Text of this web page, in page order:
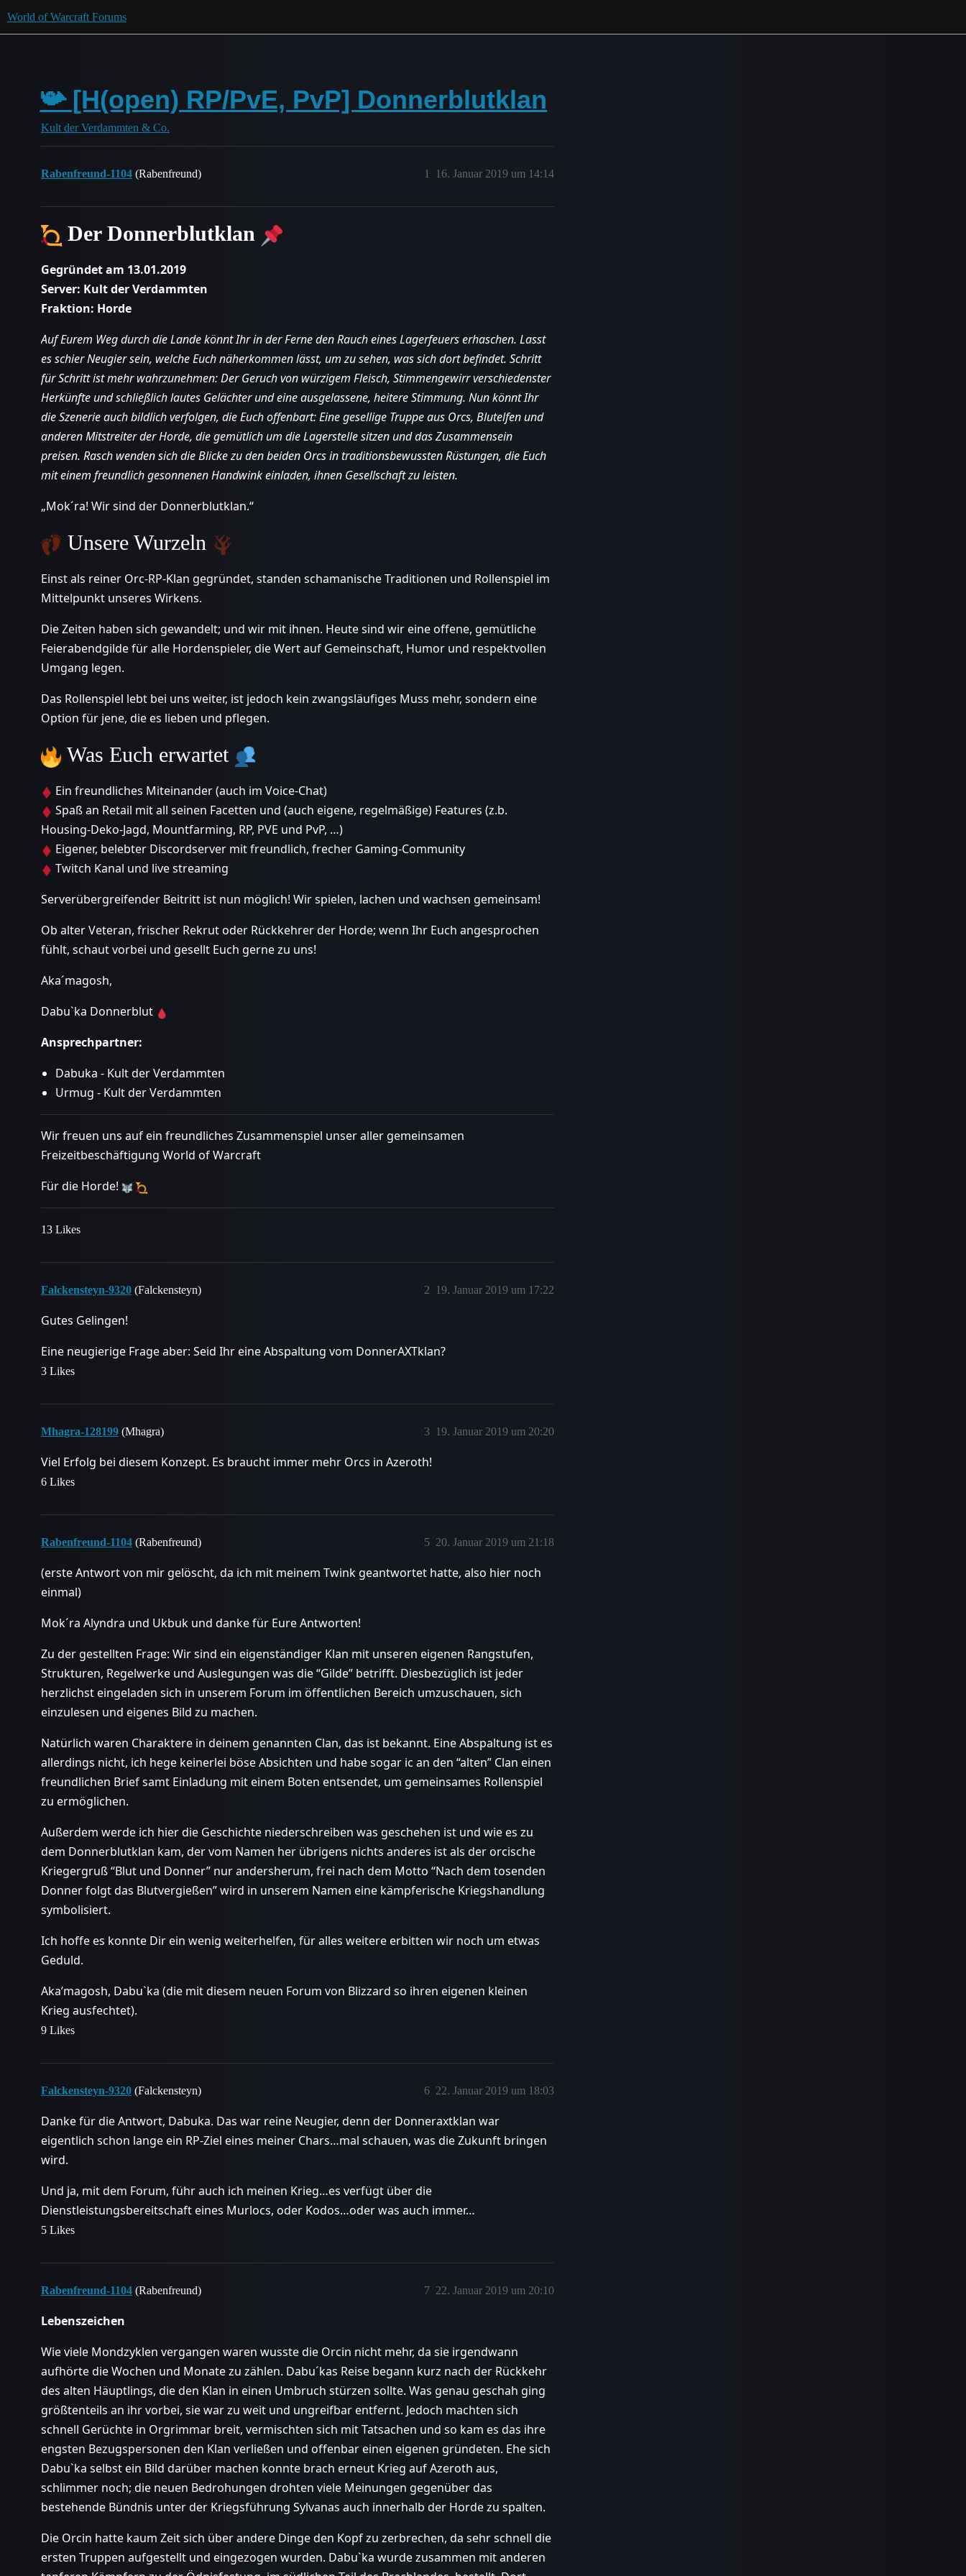
World of Warcraft Forums
📯 [H(open) RP/PvE, PvP] Donnerblutklan
Kult der Verdammten & Co.
Rabenfreund-1104 (Rabenfreund) 16. Januar 2019 um 14:14
1
Der Donnerblutklan
Gegründet am 13.01.2019
Server: Kult der Verdammten
Fraktion: Horde
Auf Eurem Weg durch die Lande könnt Ihr in der Ferne den Rauch eines Lagerfeuers erhaschen. Lasst
es schier Neugier sein, welche Euch näherkommen lässt, um zu sehen, was sich dort befindet. Schritt
für Schritt ist mehr wahrzunehmen: Der Geruch von würzigem Fleisch, Stimmengewirr verschiedenster
Herkünfte und schließlich lautes Gelächter und eine ausgelassene, heitere Stimmung. Nun könnt Ihr
die Szenerie auch bildlich verfolgen, die Euch offenbart: Eine gesellige Truppe aus Orcs, Blutelfen und
anderen Mitstreiter der Horde, die gemütlich um die Lagerstelle sitzen und das Zusammensein
preisen. Rasch wenden sich die Blicke zu den beiden Orcs in traditionsbewussten Rüstungen, die Euch
mit einem freundlich gesonnenen Handwink einladen, ihnen Gesellschaft zu leisten.
„Mok´ra! Wir sind der Donnerblutklan.“
Unsere Wurzeln
Einst als reiner Orc-RP-Klan gegründet, standen schamanische Traditionen und Rollenspiel im
Mittelpunkt unseres Wirkens.
Die Zeiten haben sich gewandelt; und wir mit ihnen. Heute sind wir eine offene, gemütliche
Feierabendgilde für alle Hordenspieler, die Wert auf Gemeinschaft, Humor und respektvollen
Umgang legen.
Das Rollenspiel lebt bei uns weiter, ist jedoch kein zwangsläufiges Muss mehr, sondern eine
Option für jene, die es lieben und pflegen.
Was Euch erwartet
Ein freundliches Miteinander (auch im Voice-Chat)
Spaß an Retail mit all seinen Facetten und (auch eigene, regelmäßige) Features (z.b.
Housing-Deko-Jagd, Mountfarming, RP, PVE und PvP, …)
Eigener, belebter Discordserver mit freundlich, frecher Gaming-Community
Twitch Kanal und live streaming
Serverübergreifender Beitritt ist nun möglich! Wir spielen, lachen und wachsen gemeinsam!
Ob alter Veteran, frischer Rekrut oder Rückkehrer der Horde; wenn Ihr Euch angesprochen
fühlt, schaut vorbei und gesellt Euch gerne zu uns!
Aka´magosh,
Dabu`ka Donnerblut
Ansprechpartner:
Dabuka - Kult der Verdammten
Urmug - Kult der Verdammten
Wir freuen uns auf ein freundliches Zusammenspiel unser aller gemeinsamen
Freizeitbeschäftigung World of Warcraft
Für die Horde!
13 Likes
Falckensteyn-9320 (Falckensteyn) 19. Januar 2019 um 17:22
2
Gutes Gelingen!
Eine neugierige Frage aber: Seid Ihr eine Abspaltung vom DonnerAXTklan?
3 Likes
Mhagra-128199 (Mhagra) 19. Januar 2019 um 20:20
3
Viel Erfolg bei diesem Konzept. Es braucht immer mehr Orcs in Azeroth!
6 Likes
Rabenfreund-1104 (Rabenfreund) 20. Januar 2019 um 21:18
5
(erste Antwort von mir gelöscht, da ich mit meinem Twink geantwortet hatte, also hier noch
einmal)
Mok´ra Alyndra und Ukbuk und danke für Eure Antworten!
Zu der gestellten Frage: Wir sind ein eigenständiger Klan mit unseren eigenen Rangstufen,
Strukturen, Regelwerke und Auslegungen was die “Gilde” betrifft. Diesbezüglich ist jeder
herzlichst eingeladen sich in unserem Forum im öffentlichen Bereich umzuschauen, sich
einzulesen und eigenes Bild zu machen.
Natürlich waren Charaktere in deinem genannten Clan, das ist bekannt. Eine Abspaltung ist es
allerdings nicht, ich hege keinerlei böse Absichten und habe sogar ic an den “alten” Clan einen
freundlichen Brief samt Einladung mit einem Boten entsendet, um gemeinsames Rollenspiel
zu ermöglichen.
Außerdem werde ich hier die Geschichte niederschreiben was geschehen ist und wie es zu
dem Donnerblutklan kam, der vom Namen her übrigens nichts anderes ist als der orcische
Kriegergruß “Blut und Donner” nur andersherum, frei nach dem Motto “Nach dem tosenden
Donner folgt das Blutvergießen” wird in unserem Namen eine kämpferische Kriegshandlung
symbolisiert.
Ich hoffe es konnte Dir ein wenig weiterhelfen, für alles weitere erbitten wir noch um etwas
Geduld.
Aka’magosh, Dabu`ka (die mit diesem neuen Forum von Blizzard so ihren eigenen kleinen
Krieg ausfechtet).
9 Likes
Falckensteyn-9320 (Falckensteyn) 22. Januar 2019 um 18:03
6
Danke für die Antwort, Dabuka. Das war reine Neugier, denn der Donneraxtklan war
eigentlich schon lange ein RP-Ziel eines meiner Chars…mal schauen, was die Zukunft bringen
wird.
Und ja, mit dem Forum, führ auch ich meinen Krieg…es verfügt über die
Dienstleistungsbereitschaft eines Murlocs, oder Kodos…oder was auch immer…
5 Likes
Rabenfreund-1104 (Rabenfreund) 22. Januar 2019 um 20:10
7
Lebenszeichen
Wie viele Mondzyklen vergangen waren wusste die Orcin nicht mehr, da sie irgendwann
aufhörte die Wochen und Monate zu zählen. Dabu´kas Reise begann kurz nach der Rückkehr
des alten Häuptlings, die den Klan in einen Umbruch stürzen sollte. Was genau geschah ging
größtenteils an ihr vorbei, sie war zu weit und ungreifbar entfernt. Jedoch machten sich
schnell Gerüchte in Orgrimmar breit, vermischten sich mit Tatsachen und so kam es das ihre
engsten Bezugspersonen den Klan verließen und offenbar einen eigenen gründeten. Ehe sich
Dabu`ka selbst ein Bild darüber machen konnte brach erneut Krieg auf Azeroth aus,
schlimmer noch; die neuen Bedrohungen drohten viele Meinungen gegenüber das
bestehende Bündnis unter der Kriegsführung Sylvanas auch innerhalb der Horde zu spalten.
Die Orcin hatte kaum Zeit sich über andere Dinge den Kopf zu zerbrechen, da sehr schnell die
ersten Truppen aufgestellt und eingezogen wurden. Dabu`ka wurde zusammen mit anderen